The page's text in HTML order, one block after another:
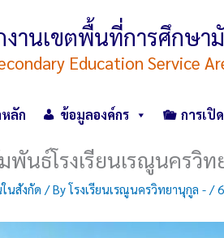
งานเขตพื้นที่การศึกษ
Education Service
ลัก ข้อมูลองค์กร การเปิ
พันธ์โรงเรียนเรณูนครวิ
นสังกัด / Byโรงเรียนเรณูนครวิทยานุกูล - /